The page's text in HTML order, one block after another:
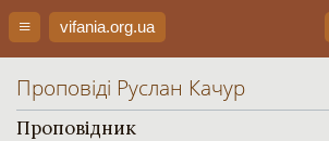
vifania.org.ua
Проповіді Руслан Качур
Проповідник